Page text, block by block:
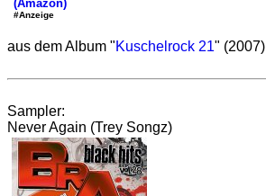
(Amazon)
#Anzeige
aus dem Album "Kuschelrock 21" (2007)
Sampler:
Never Again (Trey Songz)